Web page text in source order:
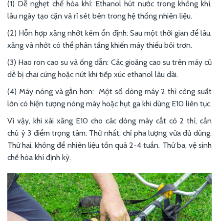
(1) Dễ nghẹt chế hòa khí: Ethanol hút nước trong không khí,
lâu ngày tạo cặn và rỉ sét bên trong hệ thống nhiên liệu.
(2) Hỗn hợp xăng nhớt kém ổn định: Sau một thời gian để lâu,
xăng và nhớt có thể phân tầng khiến máy thiếu bôi trơn.
(3) Hao ron cao su và ống dẫn: Các gioăng cao su trên máy cũ
dễ bị chai cứng hoặc nứt khi tiếp xúc ethanol lâu dài.
(4) Máy nóng và gằn hơn: Một số dòng máy 2 thì công suất
lớn có hiện tượng nóng máy hoặc hụt ga khi dùng E10 liên tục.
Vì vậy, khi xài xăng E10 cho các dòng máy cắt cỏ 2 thì, cần
chú ý 3 điểm trọng tâm: Thứ nhất, chỉ pha lượng vừa đủ dùng.
Thứ hai, không để nhiên liệu tồn quá 2-4 tuần. Thứ ba, vệ sinh
chế hòa khí định kỳ.